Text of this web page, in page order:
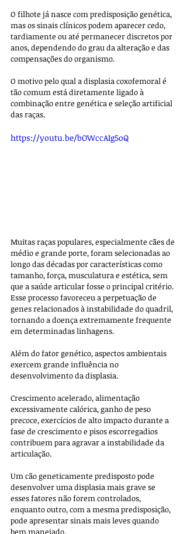
O filhote já nasce com predisposição genética,
mas os sinais clínicos podem aparecer cedo,
tardiamente ou até permanecer discretos por
anos, dependendo do grau da alteração e das
compensações do organismo.
O motivo pelo qual a displasia coxofemoral é
tão comum está diretamente ligado à
combinação entre genética e seleção artificial
das raças.
https://youtu.be/bOWccAIg5oQ
Muitas raças populares, especialmente cães de
médio e grande porte, foram selecionadas ao
longo das décadas por características como
tamanho, força, musculatura e estética, sem
que a saúde articular fosse o principal critério.
Esse processo favoreceu a perpetuação de
genes relacionados à instabilidade do quadril,
tornando a doença extremamente frequente
em determinadas linhagens.
Além do fator genético, aspectos ambientais
exercem grande influência no
desenvolvimento da displasia.
Crescimento acelerado, alimentação
excessivamente calórica, ganho de peso
precoce, exercícios de alto impacto durante a
fase de crescimento e pisos escorregadios
contribuem para agravar a instabilidade da
articulação.
Um cão geneticamente predisposto pode
desenvolver uma displasia mais grave se
esses fatores não forem controlados,
enquanto outro, com a mesma predisposição,
pode apresentar sinais mais leves quando
bem manejado.